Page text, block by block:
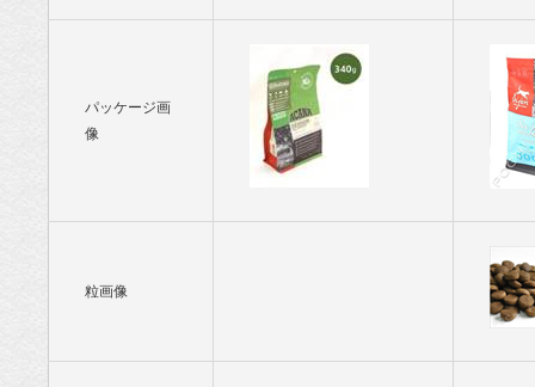
イト
パッケージ画
像
粒画像